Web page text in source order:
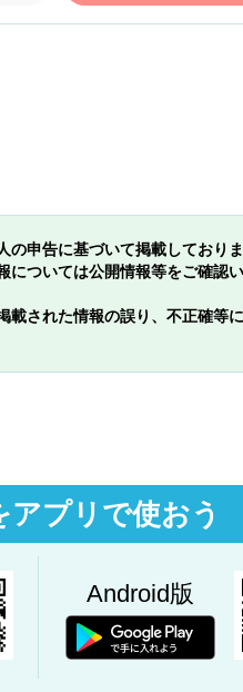
の申告に基づいて掲載しており
については公開情報等をご確認
載された情報の誤り、不正確等
プリで使おう
Android版